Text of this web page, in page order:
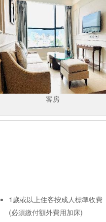
客房
1歲或以上住客按成人標準收費
(必須繳付額外費用加床)